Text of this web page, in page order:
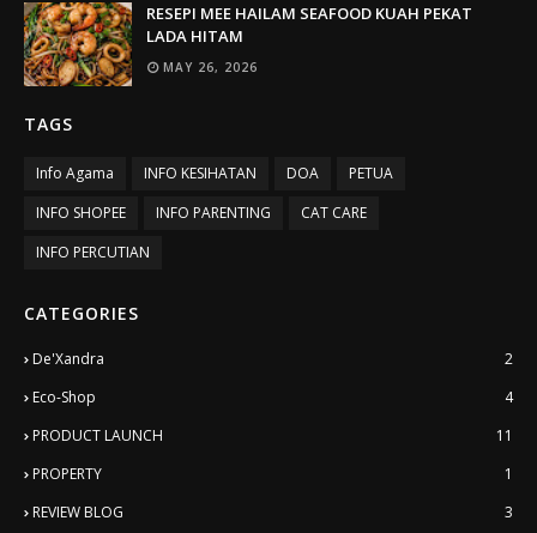
RESEPI MEE HAILAM SEAFOOD KUAH PEKAT
LADA HITAM
MAY 26, 2026
TAGS
Info Agama INFO KESIHATAN DOA
PETUA
INFO SHOPEE
INFO PARENTING
CAT CARE
INFO PERCUTIAN
CATEGORIES
De'Xandra
2
Eco-Shop
4
PRODUCT LAUNCH
11
PROPERTY
1
REVIEW BLOG
3